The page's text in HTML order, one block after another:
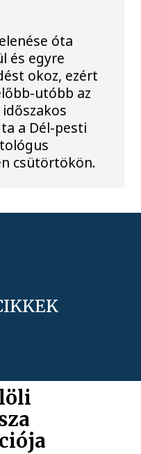
óta
és egyre
okoz, ezért
utóbb az
a Dél-pesti
csütörtökön.